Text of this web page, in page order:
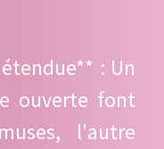
: Un
ouverte font
l'autre